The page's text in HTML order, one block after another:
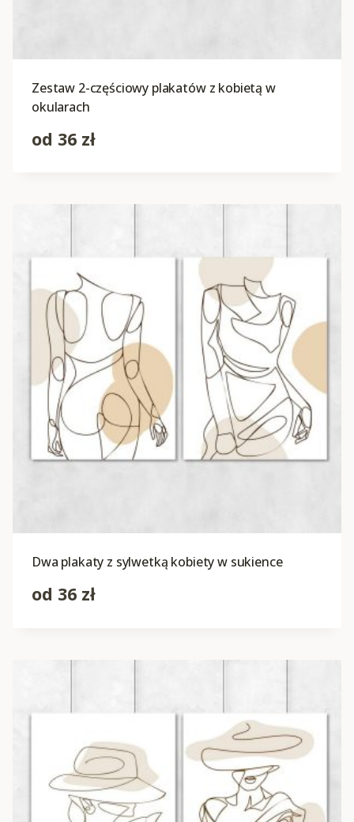
Zestaw 2-częściowy plakatów z kobietą w
okularach
od 36 zł
Dwa plakaty z sylwetką kobiety w sukience
od 36 zł